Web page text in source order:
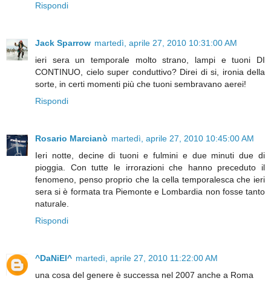
Rispondi
Jack Sparrow martedì, aprile 27, 2010 10:31:00 AM
ieri sera un temporale molto strano, lampi e tuoni DI
CONTINUO, cielo super conduttivo? Direi di si, ironia della
sorte, in certi momenti più che tuoni sembravano aerei!
Rispondi
Rosario Marcianò martedì, aprile 27, 2010 10:45:00 AM
Ieri notte, decine di tuoni e fulmini e due minuti due di
pioggia. Con tutte le irrorazioni che hanno preceduto il
fenomeno, penso proprio che la cella temporalesca che ieri
sera si è formata tra Piemonte e Lombardia non fosse tanto
naturale.
Rispondi
^DaNiEl^ martedì, aprile 27, 2010 11:22:00 AM
una cosa del genere è successa nel 2007 anche a Roma